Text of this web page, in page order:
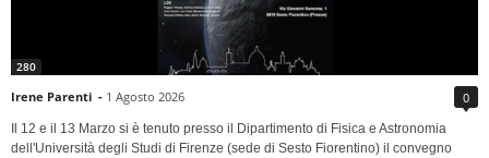
280
Irene Parenti - 1 Agosto 2026 0
Il 12 e il 13 Marzo si è tenuto presso il Dipartimento di Fisica e Astronomia
dell'Università degli Studi di Firenze (sede di Sesto Fiorentino) il convegno